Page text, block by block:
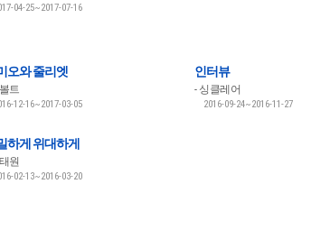
04-25~2017-07-16
오와 줄리엣
트
12-16~2017-03-05
인터뷰
싱클레어
2016-09-24~2016-11-27
하게 위대하게
원
02-13~2016-03-20